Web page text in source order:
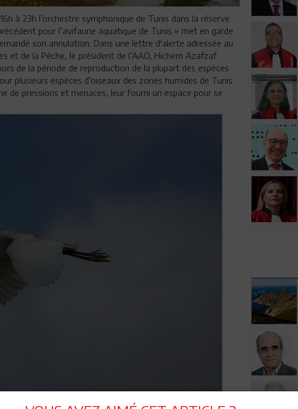
à 23h l’orchestre symphonique de Tunis dans la réserve
pour l’avifaune aquatique de Tunis » met en garde
son annulation. Dans une lettre d'alerte adressée au
et de la Pêche, le président de l’AAO, Hichem Azafzaf
de la période de reproduction de la plupart des espèces
plusieurs espèces d’oiseaux des zones humides de Tunis
de pressions et menaces, leur fourni un espace pour se